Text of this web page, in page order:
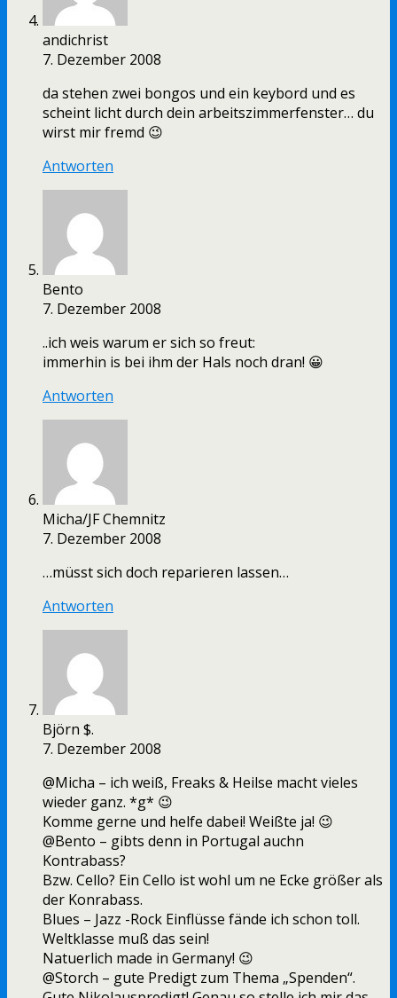
andichrist
7. Dezember 2008
da stehen zwei bongos und ein keybord und es
scheint licht durch dein arbeitszimmerfenster… du
wirst mir fremd 😉
Antworten
Bento
7. Dezember 2008
..ich weis warum er sich so freut:
immerhin is bei ihm der Hals noch dran! 😀
Antworten
Micha/JF Chemnitz
7. Dezember 2008
…müsst sich doch reparieren lassen…
Antworten
Björn $.
7. Dezember 2008
@Micha – ich weiß, Freaks & Heilse macht vieles
wieder ganz. *g* 😉
Komme gerne und helfe dabei! Weißte ja! 😉
@Bento – gibts denn in Portugal auchn
Kontrabass?
Bzw. Cello? Ein Cello ist wohl um ne Ecke größer als
der Konrabass.
Blues – Jazz -Rock Einflüsse fände ich schon toll.
Weltklasse muß das sein!
Natuerlich made in Germany! 😉
@Storch – gute Predigt zum Thema „Spenden“.